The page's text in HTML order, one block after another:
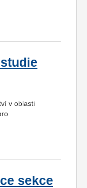
v oblasti
sekce